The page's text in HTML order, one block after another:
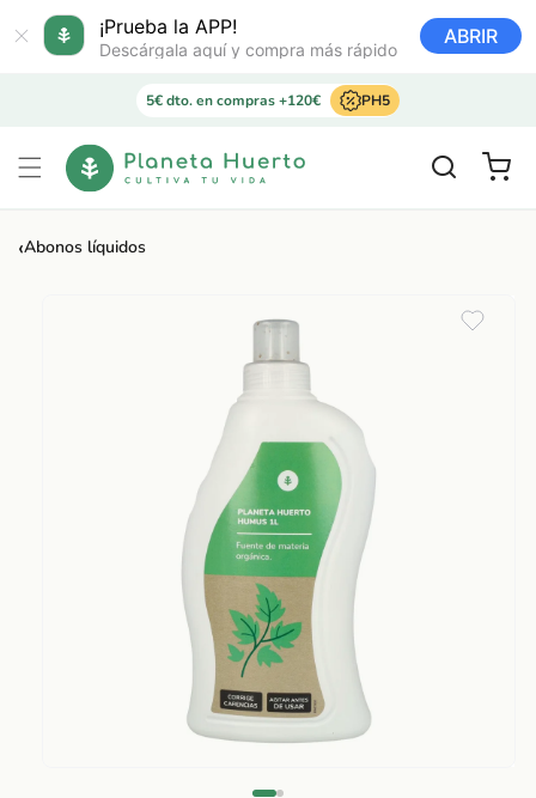
¡Prueba la APP!
Descárgala aquí y compra más rápido
ABRIR
directamente
al contenido
5€ dto. en compras +120€ PH5
Carrito
‹Abonos líquidos